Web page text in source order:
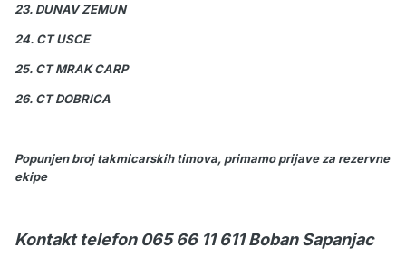
23. DUNAV ZEMUN
24. CT USCE
25. CT MRAK CARP
26. CT DOBRICA
Popunjen broj takmicarskih timova, primamo prijave za rezervne
ekipe
Kontakt telefon 065 66 11 611 Boban Sapanjac